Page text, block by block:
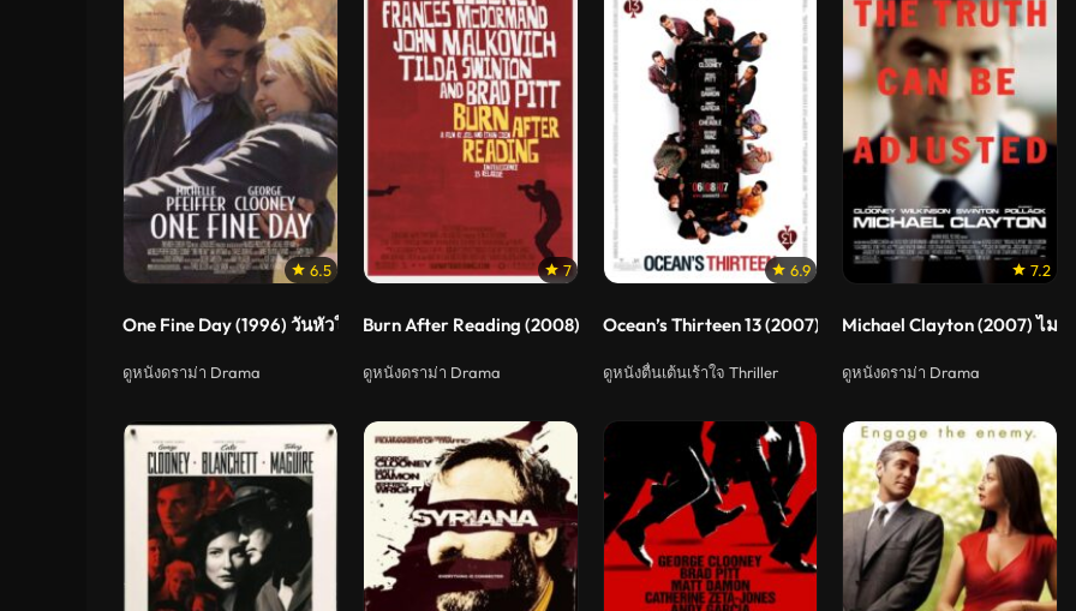
6.5
One Fine Day (1996) วันหัวใจสะกิดกัน
ดูหนังดราม่า Drama
7
Burn After Reading (2008) ยกขบวนป่วนซีไอเอ
ดูหนังดราม่า Drama
6.9
Ocean’s Thirteen 13 (2007) เซียนปล้นเหนือเมฆ
ดูหนังตื่นเต้นเร้าใจ Thriller
7.2
Michael Clayton (2007) ไม
ดูหนังดราม่า Drama